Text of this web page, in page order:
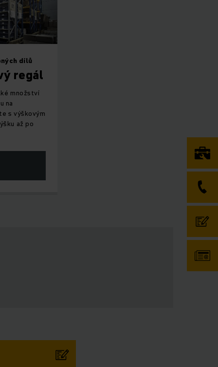
dílů
regál
množství
na
s výškovým
až po